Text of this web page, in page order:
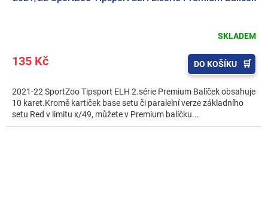
SKLADEM
135 Kč DO KOŠÍKU
2021-22 SportZoo Tipsport ELH 2.série Premium Balíček obsahuje
10 karet.Kromě kartiček base setu či paralelní verze základního
setu Red v limitu x/49, můžete v Premium balíčku...